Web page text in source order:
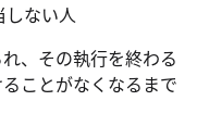
ない人
、その執行を終わる
ことがなくなるまで